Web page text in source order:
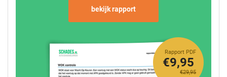
bekijk rapport
Rapport PDF
€29,95
€9,95